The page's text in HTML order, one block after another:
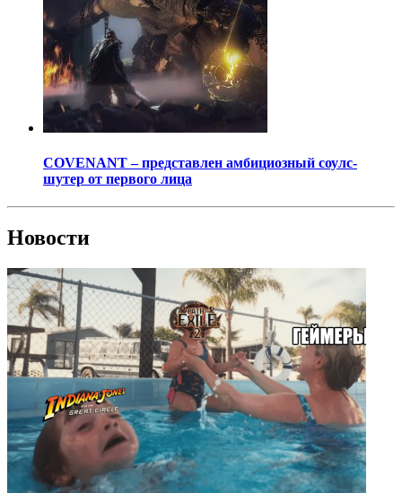
COVENANT – представлен амбициозный соулс-
шутер от первого лица
Новости